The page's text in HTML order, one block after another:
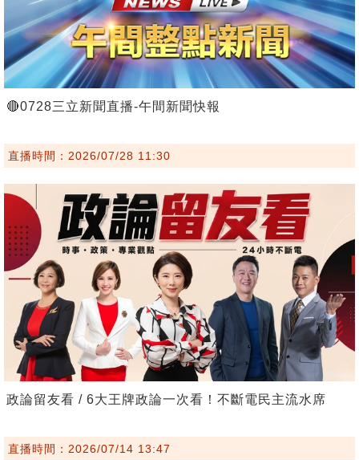
🔴0728三立新聞直播-午間新聞快報
直播時間：2026/07/28 11:30
政論留友看 / 6大王牌政論一次看！不斷電民主流水席
直播時間：2026/07/14 13:47